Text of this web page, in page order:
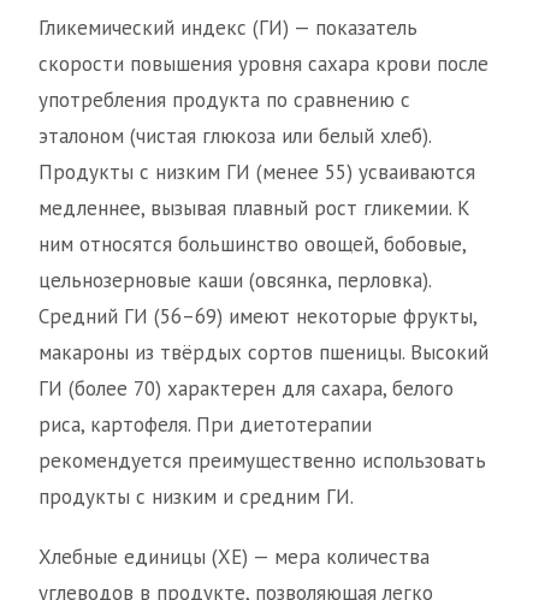
Гликемический индекс (ГИ) — показатель
скорости повышения уровня сахара крови после
употребления продукта по сравнению с
эталоном (чистая глюкоза или белый хлеб).
Продукты с низким ГИ (менее 55) усваиваются
медленнее, вызывая плавный рост гликемии. К
ним относятся большинство овощей, бобовые,
цельнозерновые каши (овсянка, перловка).
Средний ГИ (56–69) имеют некоторые фрукты,
макароны из твёрдых сортов пшеницы. Высокий
ГИ (более 70) характерен для сахара, белого
риса, картофеля. При диетотерапии
рекомендуется преимущественно использовать
продукты с низким и средним ГИ.
Хлебные единицы (ХЕ) — мера количества
углеводов в продукте, позволяющая легко